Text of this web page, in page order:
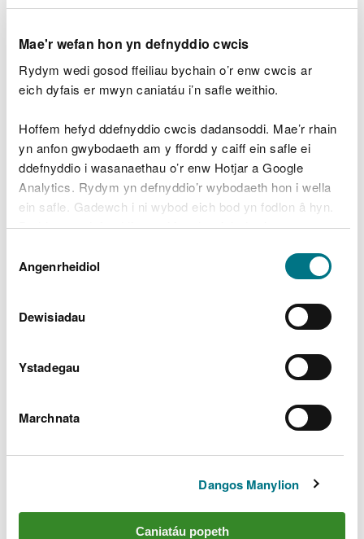
Mae'r wefan hon yn defnyddio cwcis
Rydym wedi gosod ffeiliau bychain o’r enw cwcis ar
eich dyfais er mwyn caniatáu i’n safle weithio.
Hoffem hefyd ddefnyddio cwcis dadansoddi. Mae’r rhain
yn anfon gwybodaeth am y ffordd y caiff ein safle ei
ddefnyddio i wasanaethau o’r enw Hotjar a Google
Analytics. Rydym yn defnyddio’r wybodaeth hon i wella
ein safle. Gadewch i ni wybod eich bod yn fodlon â hyn.
Byddwn yn defnyddio cwci i gadw eich dewis.
Gellirdarllen mwy am ein cwcis cyn i chi ddewis.
Caniatâd
Angenrheidiol
Dewisiadau
Ystadegau
Marchnata
Dangos Manylion
Caniatáu popeth
Harbwr Mewnol
CML2134
Afon Teifi
Fariways Ltd
Cyfleusterau
Angori Afon Teifi
Band 1
CML2153
Cyngor Sir
Ynys Mon
Llawn Wal
Amddiffyn Môr
Bae Glanfa Goch
Band 2
Council
Cynllun
Amddiffynfeydd
Arfordirol y Rhyl
trading as Câr-
Câr-Y-Môr - Safle
IMTA Gwymon a
3 hectar yn Sain
Ceredigion
Newydd
Cais
SP2108
Harbwr
Aberysywyth
Cynllun